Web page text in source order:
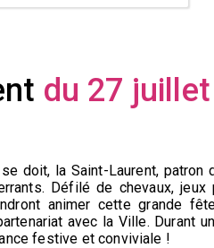
du 27
doit, la Saint-Laurent, patron
Défilé de chevaux, jeux
animer cette grande
avec la Ville. Durant
festive et conviviale !